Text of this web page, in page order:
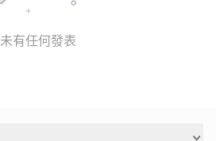
未有任何發表